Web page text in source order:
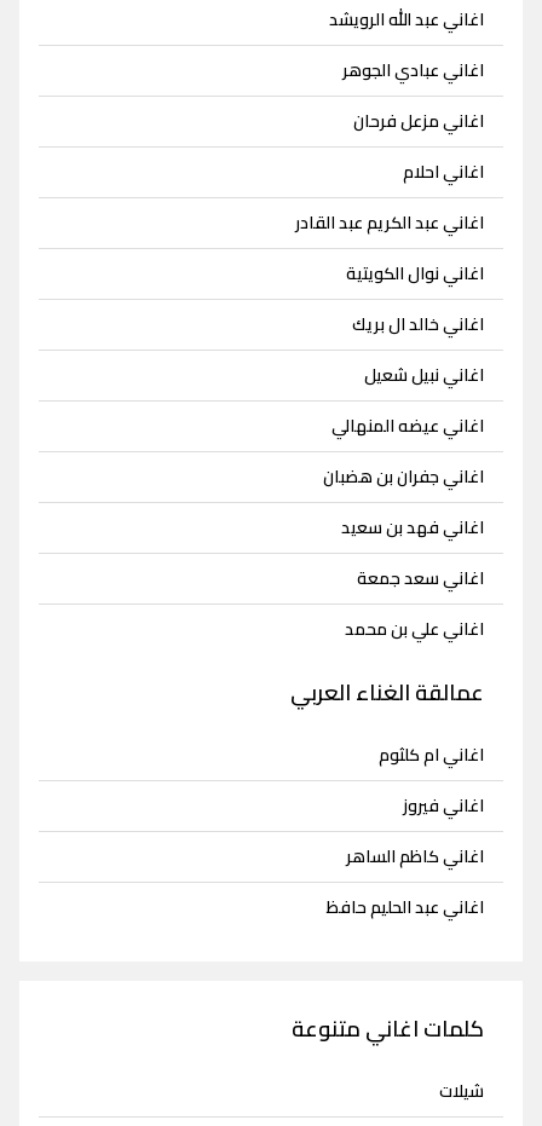
اغاني عبد الله الرويشد
اغاني عبادي الجوهر
اغاني مزعل فرحان
اغاني احلام
اغاني عبد الكريم عبد القادر
اغاني نوال الكويتية
اغاني خالد ال بريك
اغاني نبيل شعيل
اغاني عيضه المنهالي
اغاني جفران بن هضبان
اغاني فهد بن سعيد
اغاني سعد جمعة
اغاني علي بن محمد
عمالقة الغناء العربي
اغاني ام كلثوم
اغاني فيروز
اغاني كاظم الساهر
اغاني عبد الحليم حافظ
كلمات اغاني متنوعة
شيلات